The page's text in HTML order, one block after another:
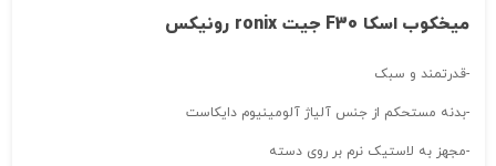
میخکوب اسکا F30 جیت ronix رونیکس
-قدرتمند و سبک
-بدنه مستحکم از جنس آلیاژ آلومینیوم دایکاست
-مجهز به لاستیک نرم بر روی دسته